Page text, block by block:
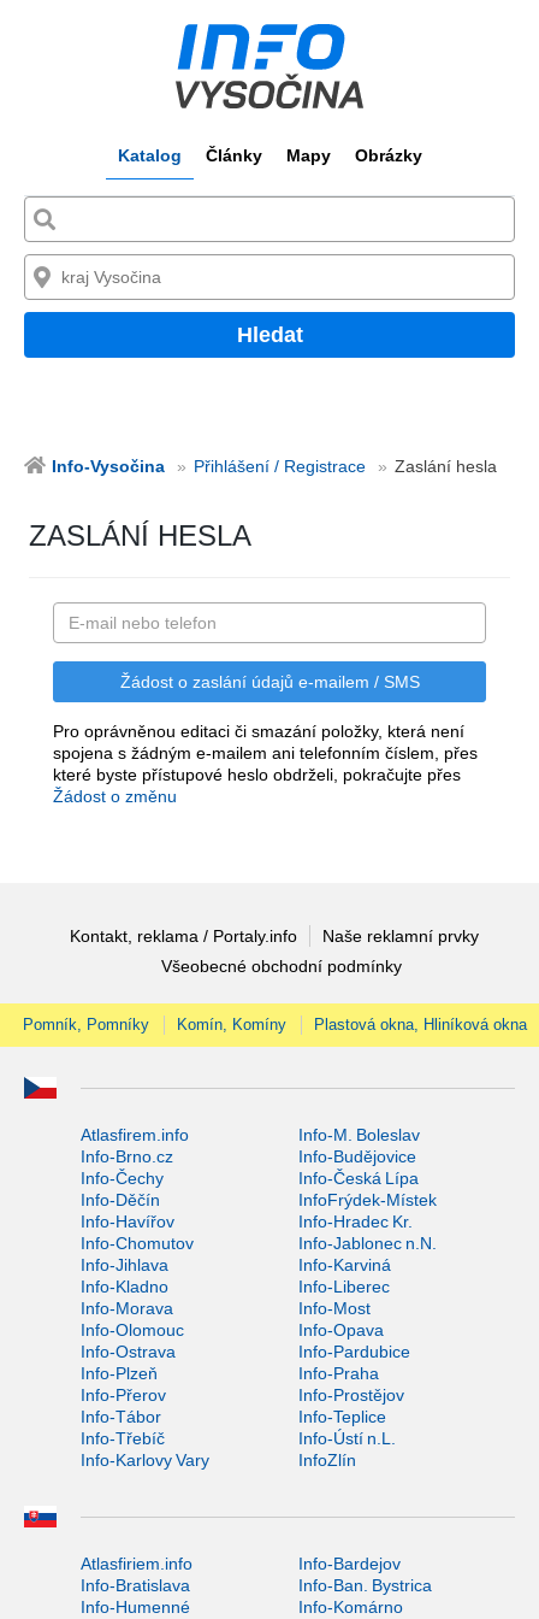
Katalog Články Mapy Obrázky
Hledat
Info-Vysočina Přihlášení / Registrace Zaslání hesla
ZASLÁNÍ HESLA
Pro oprávněnou editaci či smazání položky, která není
spojena s žádným e-mailem ani telefonním číslem, přes
které byste přístupové heslo obdrželi, pokračujte přes
Žádost o změnu
Kontakt, reklama / Portaly.info
Naše reklamní prvky
Všeobecné obchodní podmínky
Pomník, Pomníky Komín, Komíny Plastová okna, Hliníková okna
Atlasfirem.info
Info-M. Boleslav
Info-Brno.cz
Info-Budějovice
Info-Čechy
Info-Česká Lípa
Info-Děčín
InfoFrýdek-Místek
Info-Havířov
Info-Hradec Kr.
Info-Chomutov
Info-Jablonec n.N.
Info-Jihlava
Info-Karviná
Info-Kladno
Info-Liberec
Info-Morava
Info-Most
Info-Olomouc
Info-Opava
Info-Ostrava
Info-Pardubice
Info-Plzeň
Info-Praha
Info-Přerov
Info-Prostějov
Info-Tábor
Info-Teplice
Info-Třebíč
Info-Ústí n.L.
Info-Karlovy Vary
InfoZlín
Atlasfiriem.info
Info-Bardejov
Info-Bratislava
Info-Ban. Bystrica
Info-Humenné
Info-Komárno